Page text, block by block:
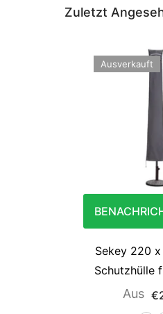
Zuletzt
Ausverkauft
Sekey 220
Schutzhülle
Aus